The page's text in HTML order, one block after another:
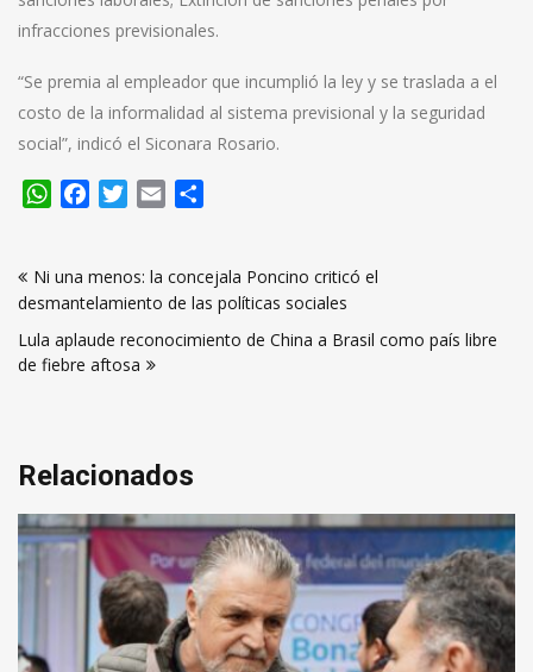
infracciones previsionales.
“Se premia al empleador que incumplió la ley y se traslada a el
costo de la informalidad al sistema previsional y la seguridad
social”, indicó el Siconara Rosario.
WhatsApp
FacebookTwitter
Email
de
entradas
Ni una menos: la concejala Poncino criticó el
desmantelamiento de las políticas sociales
Lula aplaude reconocimiento de China a Brasil como país libre
de fiebre aftosa
Relacionados